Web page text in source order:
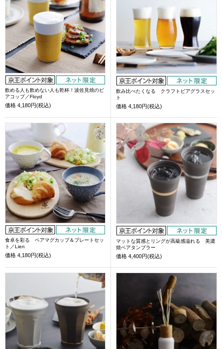
飲める人も飲めない人も乾杯！波佐見焼のビ
アコップ／Floyd
価格 4,180円(税込)
飲み比べたくなる クラフトビアグラスセッ
ト
価格 4,180円(税込)
食卓を彩る ペアマグカップ＆プレートセッ
ト／Lien
価格 4,180円(税込)
マットな質感とリングが高級感溢れる 美濃
焼ペアタンブラー
価格 4,400円(税込)